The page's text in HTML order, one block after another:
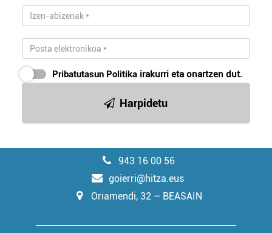
Pribatutasun Politika irakurri eta onartzen dut.
Harpidetu
943 16 00 56
goierri@hitza.eus
Oriamendi, 32 – BEASAIN